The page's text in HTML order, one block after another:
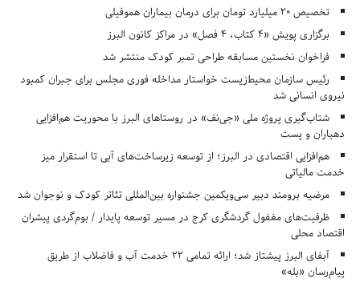
تخصیص ۲۰ میلیارد تومان برای درمان بیماران هموفیلی
برگزاری پویش «۴ کتاب، ۴ فصل» در مراکز کانون البرز
فراخوان نخستین مسابقه طراحی تمبر کودک منتشر شد
رئیس سازمان محیط‌زیست خواستار مداخله فوری مجلس برای جبران کمبود
نیروی انسانی شد
شتاب‌گیری پروژه ملی «جی‌نف» در روستاهای البرز با محوریت هم‌افزایی
دهیاران و پست
هم‌افزایی اقتصادی در البرز؛ از توسعه زیرساخت‌های آبی تا استقرار میز
خدمت مالیاتی
مرضیه برومند دبیر سی‌ویکمین جشنواره بین‌المللی تئاتر کودک و نوجوان شد
ظرفیت‌های مغفول گردشگری کرج در مسیر توسعه پایدار / بوم‌گردی پیشران
اقتصاد محلی
آبفای البرز پیشتاز شد؛ ارائه تمامی ۲۲ خدمت آب و فاضلاب از طریق
پیام‌رسان «بله»